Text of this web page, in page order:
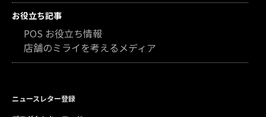
お役立ち記事
POS お役立ち情報
店舗のミライを考えるメディア
ニュースレター登録